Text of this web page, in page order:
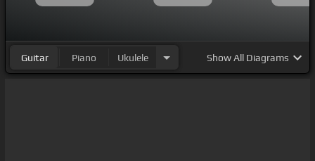
Guitar Piano Ukulele ShowAll Diagrams